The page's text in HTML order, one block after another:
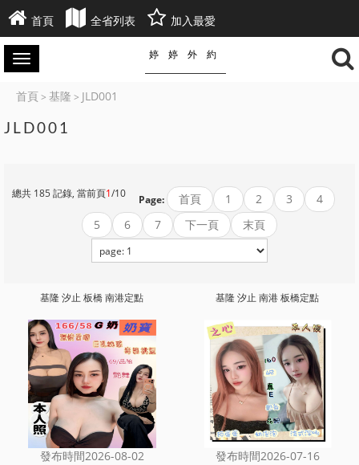
首頁 全省列表 加入最愛
婷婷外約
首頁> 基隆 > JLD001
JLD001
Page:
總共 185 記錄, 當前頁1/10 首頁 1 2 3
4
5
6 7 下一頁 末頁
基隆 汐止 板橋 南港定點
發布時間2026-08-02
基隆 汐止 南港 板橋定點
發布時間2026-07-16